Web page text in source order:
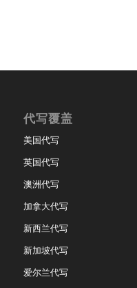
代写覆盖
美国代写
英国代写
澳洲代写
加拿大代写
新西兰代写
新加坡代写
爱尔兰代写